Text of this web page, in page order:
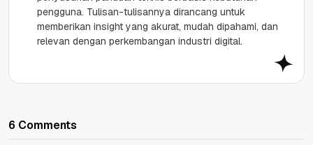
pengguna. Tulisan-tulisannya dirancang untuk
memberikan insight yang akurat, mudah dipahami, dan
relevan dengan perkembangan industri digital.
6 Comments